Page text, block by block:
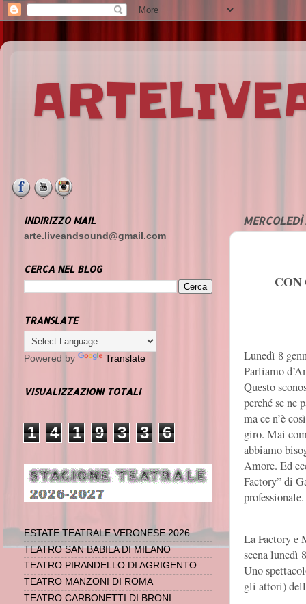
Lunedì 8
Parliamo
Questo
perché se ne
ma ce n’è
giro. Mai
abbiamo
Amore. Ed
Factory” di
professionale.
La Factory e
scena lunedì
Uno
gli attori)
INDIRIZZO MAIL
arte.liveandsound@gmail.com
CERCA NEL BLOG
TRANSLATE
Powered by Translate
VISUALIZZAZIONI TOTALI
1 4 1 9 3 3 6
ESTATE TEATRALE VERONESE 2026
TEATRO SAN BABILA DI MILANO
TEATRO PIRANDELLO DI AGRIGENTO
TEATRO MANZONI DI ROMA
TEATRO CARBONETTI DI BRONI